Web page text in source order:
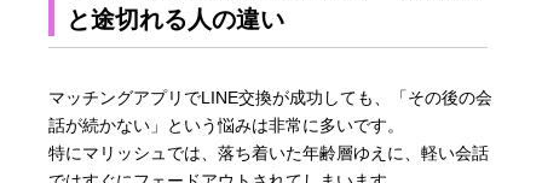
と途切れる人の違い
マッチングアプリでLINE交換が成功しても、「その後の会
話が続かない」という悩みは非常に多いです。
特にマリッシュでは、落ち着いた年齢層ゆえに、軽い会話